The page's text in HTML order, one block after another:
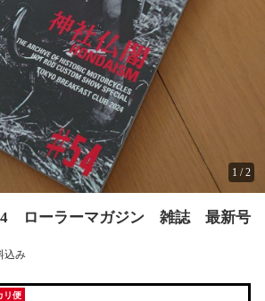
1 /2
ローラーマガジン 雑誌 最新号
込み
リ便